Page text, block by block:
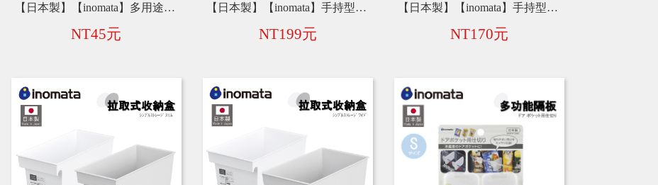
【日本製】【inomata】多用途分層收納盒 寬型(2層) 4826
NT45元
【日本製】【inomata】手持型收納盒 9.5L 深款 1225
NT199元
【日本製】【inomata】手持型收納盒 6.3L 淺款 1226
NT170元